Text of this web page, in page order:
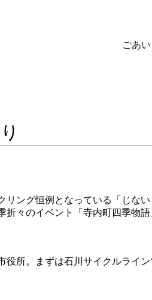
ごあ
リング恒例となっている「じな
折々のイベント「寺内町四季物
役所。まずは石川サイクルライ